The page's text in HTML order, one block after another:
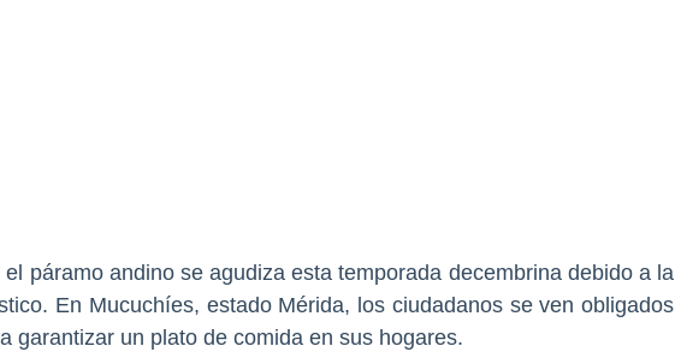
páramo andino se agudiza esta temporada decembrina debido a la
En Mucuchíes, estado Mérida, los ciudadanos se ven obligados
garantizar un plato de comida en sus hogares.